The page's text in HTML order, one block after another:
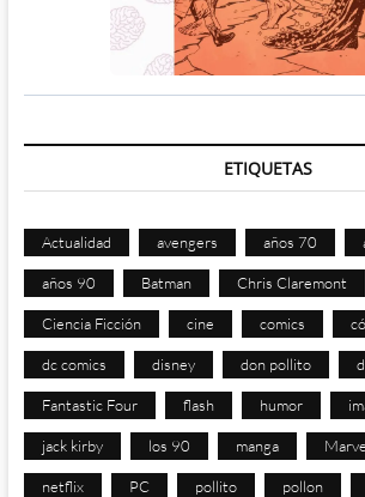
ETIQUETAS
Actualidad avengers años 70
años 90 Batman Chris Claremont
Ciencia Ficción cine comics
dc comics disney don pollito
Fantastic Four flash humor
jack kirby los 90 manga
netflix PC pollito pollon